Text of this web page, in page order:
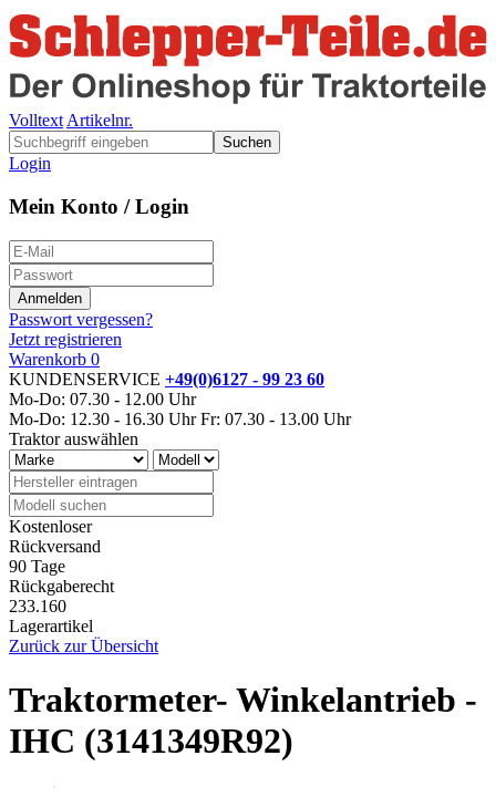
Volltext Artikelnr.
Suchen
Login
Mein Konto / Login
Passwort vergessen?
Jetzt registrieren
Warenkorb 0
KUNDENSERVICE +49(0)6127 - 99 23 60
Mo-Do: 07.30 - 12.00 Uhr
Mo-Do: 12.30 - 16.30 Uhr Fr: 07.30 - 13.00 Uhr
Traktor auswählen
Kostenloser
Rückversand
90 Tage
Rückgaberecht
233.160
Lagerartikel
Zurück zur Übersicht
Traktormeter- Winkelantrieb -
IHC (3141349R92)